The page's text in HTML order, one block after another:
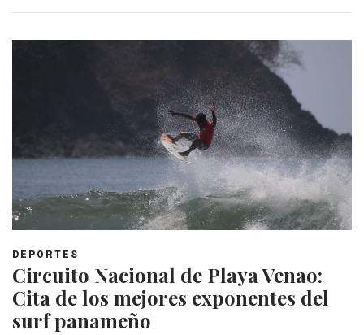
DEPORTES
Circuito Nacional de Playa Venao:
Cita de los mejores exponentes del
surf panameño